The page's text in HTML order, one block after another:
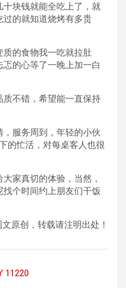
块钱就能全吃上了，就
的就知道烧烤有多贵
的食物我一吃就拉肚
的心等了一晚上加一白
不错，希望能一直保持
服务周到，年轻的小伙
的忙活，对每桌客人也很
家真切的体验，当然，
个时间约上朋友们干饭
文原创，转载请注明出处！
11220